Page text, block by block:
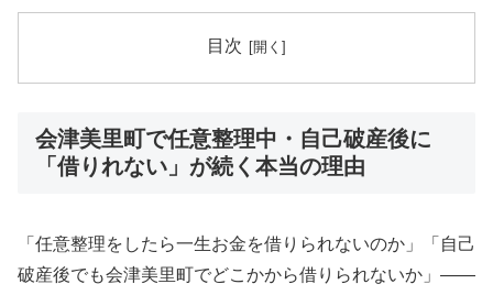
目次
会津美里町で任意整理中・自己破産後に
「借りれない」が続く本当の理由
「任意整理をしたら一生お金を借りられないのか」「自己
破産後でも会津美里町でどこかから借りられないか」——